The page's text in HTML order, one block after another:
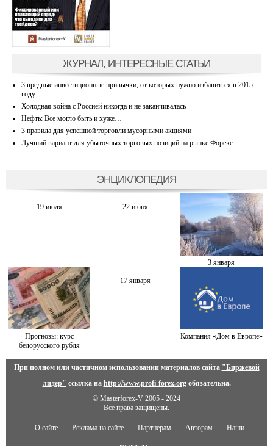
ЖУРНАЛ, ИНТЕРЕСНЫЕ СТАТЬИ
3 вредные инвестиционные привычки, от которых нужно избавиться в 2015
году
Холодная война с Россией никогда и не заканчивалась
Нефть: Все могло быть и хуже…
3 правила для успешной торговли мусорными акциями
Лучший вариант для убыточных торговых позиций на рынке Форекс
ЭНЦИКЛОПЕДИЯ
19 июля 22 июня
3 января
Прогнозы: курс
белорусского рубля
17 января
Компания «Дом в Европе»
При полном или частичном использовании материалов сайта "Биржевой
лидер" ссылка на http://www.profi-forex.orgобязательна.
© Masterforex-V 2005 - 2024
Все права защищены.
О сайте Реклама на сайте Партнерам Авторам Наши